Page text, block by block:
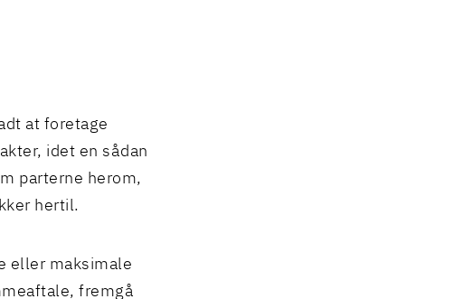
at foretage
idet en sådan
parterne herom,
hertil.
eller maksimale
fremgå